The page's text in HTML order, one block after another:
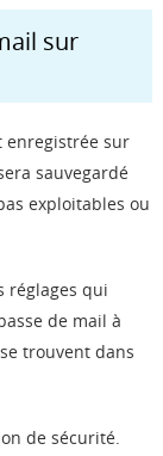
sur
enregistrée sur
sauvegardé
exploitables ou
réglages qui
de mail à
trouvent dans
de sécurité.